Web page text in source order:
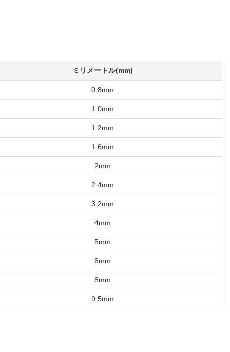
ミリメートル(mm)
0.8mm
1.0mm
1.2mm
1.6mm
2mm
2.4mm
3.2mm
4mm
5mm
6mm
8mm
9.5mm